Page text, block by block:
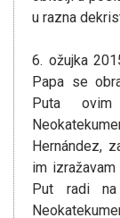
u razna
6. ožujka
Papa se
Puta ovim
Hernández,
im
Put radi